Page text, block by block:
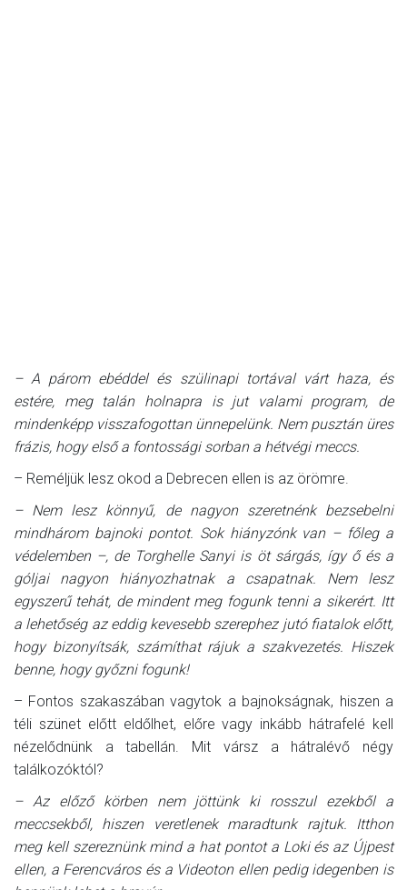
– A párom ebéddel és szülinapi tortával várt haza, és
estére, meg talán holnapra is jut valami program, de
mindenképp visszafogottan ünnepelünk. Nem pusztán üres
frázis, hogy első a fontossági sorban a hétvégi meccs.
– Reméljük lesz okod a Debrecen ellen is az örömre.
– Nem lesz könnyű, de nagyon szeretnénk bezsebelni
mindhárom bajnoki pontot. Sok hiányzónk van – főleg a
védelemben –, de Torghelle Sanyi is öt sárgás, így ő és a
góljai nagyon hiányozhatnak a csapatnak. Nem lesz
egyszerű tehát, de mindent meg fogunk tenni a sikerért. Itt
a lehetőség az eddig kevesebb szerephez jutó fiatalok előtt,
hogy bizonyítsák, számíthat rájuk a szakvezetés. Hiszek
benne, hogy győzni fogunk!
– Fontos szakaszában vagytok a bajnokságnak, hiszen a
téli szünet előtt eldőlhet, előre vagy inkább hátrafelé kell
nézelődnünk a tabellán. Mit vársz a hátralévő négy
találkozóktól?
– Az előző körben nem jöttünk ki rosszul ezekből a
meccsekből, hiszen veretlenek maradtunk rajtuk. Itthon
meg kell szereznünk mind a hat pontot a Loki és az Újpest
ellen, a Ferencváros és a Videoton ellen pedig idegenben is